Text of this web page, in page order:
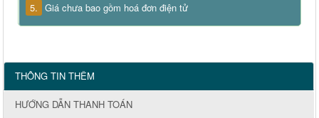
5. Giá chưa bao gồm hoá đơn điện tử
THÔNG TIN THÊM
HƯỚNG DẪN THANH TOÁN